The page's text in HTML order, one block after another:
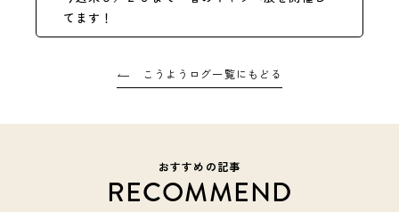
てます！
こうようログ一覧にもどる
おすすめの記事
RECOMMEND